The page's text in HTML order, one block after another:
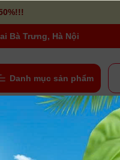
Bà Trưng, Hà Nội
Danh mục sản phẩm
F/4-7.1 IS STM